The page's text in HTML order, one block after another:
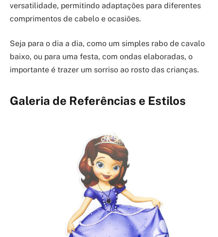
versatilidade, permitindo adaptações para diferentes
comprimentos de cabelo e ocasiões.
Seja para o dia a dia, como um simples rabo de cavalo
baixo, ou para uma festa, com ondas elaboradas, o
importante é trazer um sorriso ao rosto das crianças.
Galeria de Referências e Estilos